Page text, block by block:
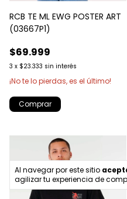
Al navegar por este sitio
agilizar tu experiencia de
RCB TE ML EWG POSTER ART
(03667P1)
$69.999
3 x $23.333 sin interés
¡No te lo pierdas, es el último!
Comprar